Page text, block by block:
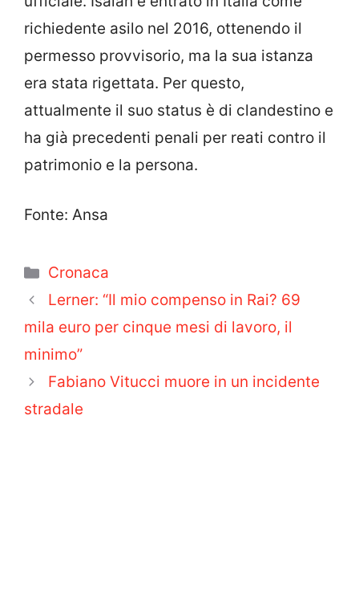
richiedente asilo nel 2016, ottenendo il
permesso provvisorio, ma la sua istanza
era stata rigettata. Per questo,
attualmente il suo status è di clandestino e
ha già precedenti penali per reati contro il
patrimonio e la persona.
Fonte: Ansa
Categorie
Cronaca
Lerner: “Il mio compenso in Rai? 69
mila euro per cinque mesi di lavoro, il
minimo”
Fabiano Vitucci muore in un incidente
stradale